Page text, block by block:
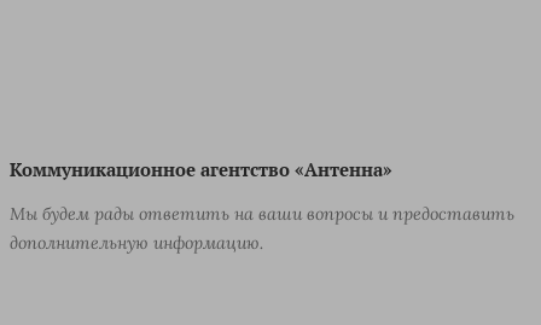
Коммуникационное агентство «Антенна»
Мы будем рады ответить на ваши вопросы и предоставить
дополнительную информацию.